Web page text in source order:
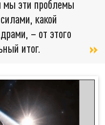
мы эти проблемы
какой
– от этого
итог.